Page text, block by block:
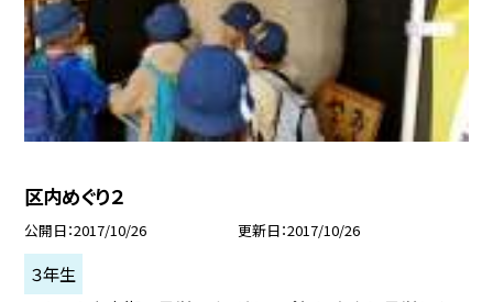
区内めぐり２
公開日 2017/10/26 更新日 2017/10/26
３年生